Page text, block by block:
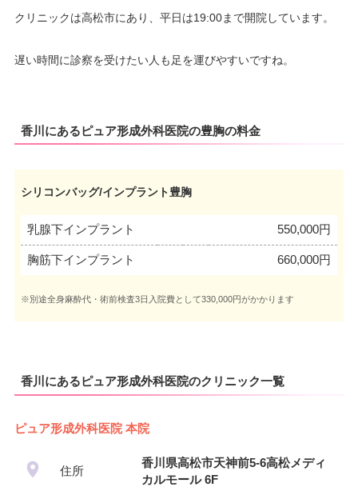
クリニックは高松市にあり、平日は19:00まで開院しています。
遅い時間に診察を受けたい人も足を運びやすいですね。
香川にあるピュア形成外科医院の豊胸の料金
シリコンバッグ/インプラント豊胸
乳腺下インプラント 550,000円
胸筋下インプラント 660,000円
※別途全身麻酔代・術前検査3日入院費として330,000円がかかります
香川にあるピュア形成外科医院のクリニック一覧
ピュア形成外科医院 本院
住所
香川県高松市天神前5-6高松メディ
カルモール 6F